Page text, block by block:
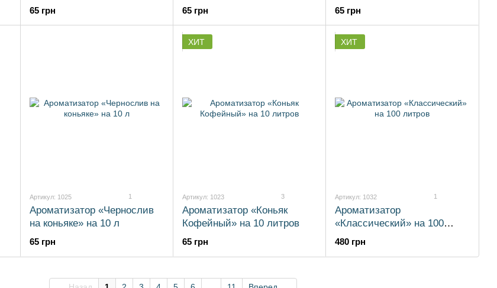
65 грн 65 грн 65 грн
Артикул: 1025 1
Ароматизатор «Чернослив
на коньяке» на 10 л
65 грн
ХИТ
Артикул: 1023 3
Ароматизатор «Коньяк
Кофейный» на 10 литров
65 грн
ХИТ
Артикул: 1032 1
Ароматизатор
«Классический» на 100
литров
480 грн